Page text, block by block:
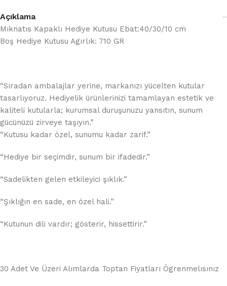
Açıklama
Mıknatıs Kapaklı Hediye Kutusu Ebat:40/30/10 cm
Boş Hediye Kutusu Agırlık: 710 GR
“Sıradan ambalajlar yerine, markanızı yücelten kutular
tasarlıyoruz. Hediyelik ürünlerinizi tamamlayan estetik ve
kaliteli kutularla; kurumsal duruşunuzu yansıtın, sunum
gücünüzü zirveye taşıyın.”
“Kutusu kadar özel, sunumu kadar zarif.”
“Hediye bir seçimdir, sunum bir ifadedir.”
“Sadelikten gelen etkileyici şıklık.”
“Şıklığın en sade, en özel hali.”
“Kutunun dili vardır; gösterir, hissettirir.”
30 Adet Ve Üzeri Alımlarda Toptan Fiyatları Ögrenmelısınız